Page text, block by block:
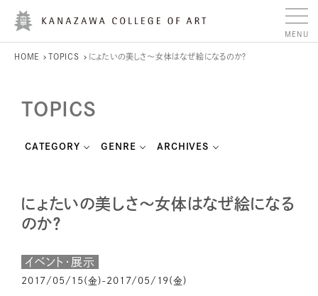
HOME TOPICS にょたいの美しさ～女体はなぜ絵になるのか？
TOPICS
CATEGORY GENRE ARCHIVES
にょたいの美しさ～女体はなぜ絵になる
のか？
イベント・展示
2017/05/15(金)-2017/05/19(金)